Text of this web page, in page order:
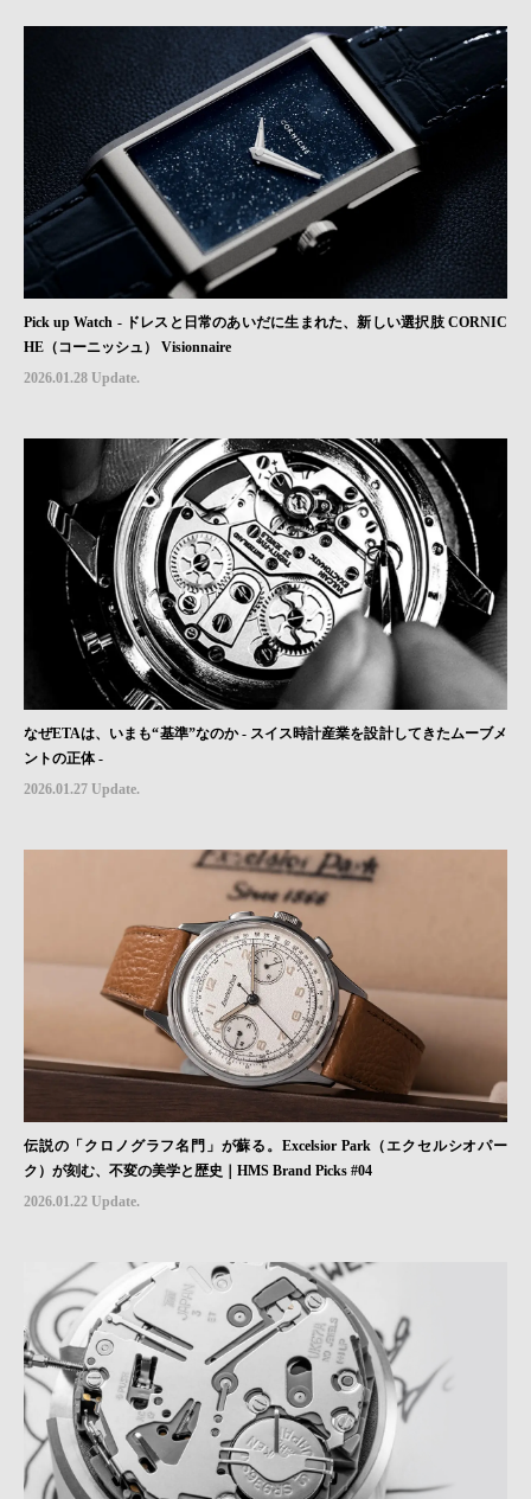
Pick up Watch - ドレスと日常のあいだに生まれた、新しい選択肢 CORNIC
HE（コーニッシュ） Visionnaire
2026.01.28 Update.
なぜETAは、いまも“基準”なのか - スイス時計産業を設計してきたムーブメ
ントの正体 -
2026.01.27 Update.
伝説の「クロノグラフ名門」が蘇る。Excelsior Park（エクセルシオパー
ク）が刻む、不変の美学と歴史｜HMS Brand Picks #04
2026.01.22 Update.